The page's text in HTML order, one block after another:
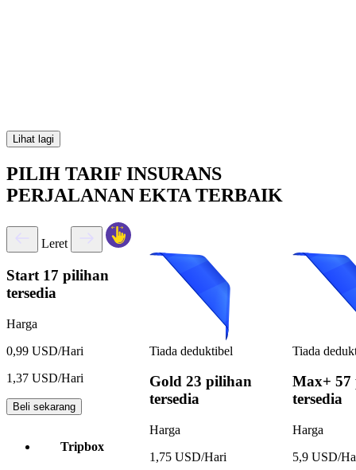
Lihat lagi
PILIH TARIF INSURANS
PERJALANAN EKTA TERBAIK
Leret
Start 17 pilihan
tersedia
Harga
0,99 USD/Hari
1,37 USD/Hari
Beli sekarang
Tripbox
Tiada deduktibel
Gold 23 pilihan
tersedia
Harga
1,75 USD/Hari
Tiada
Max+ 57
tersedia
Harga
5,9 USD/